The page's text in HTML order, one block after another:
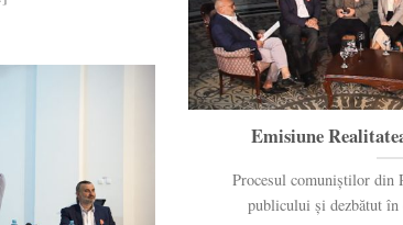
Emisiune
Procesul comuniștilor din
publicului și dezbătut